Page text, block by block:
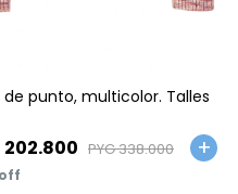
de punto, multicolor. Talles
202.800 PYG338.000